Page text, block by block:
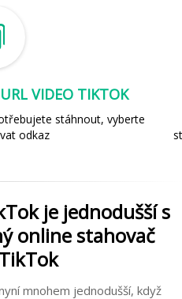
VIDEO TIKTOK
stáhnout, vyberte
odkaz
je jednodušší s
online stahovač
mnohem jednodušší, když